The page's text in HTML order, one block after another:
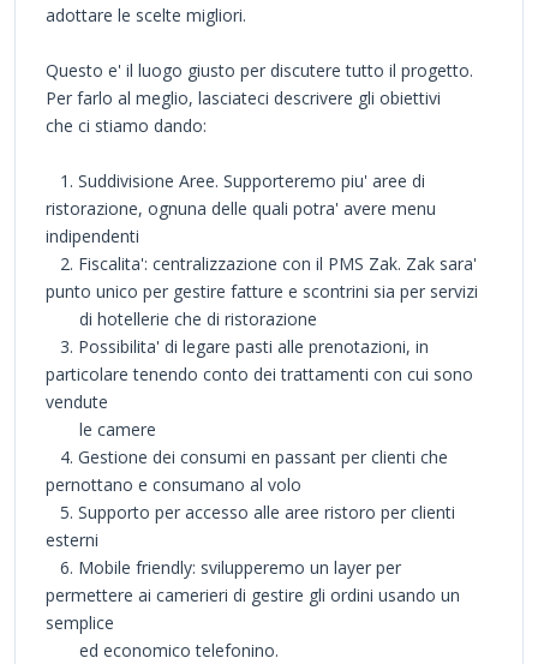
adottare le scelte migliori.
Questo e' il luogo giusto per discutere tutto il progetto.
Per farlo al meglio, lasciateci descrivere gli obiettivi
che ci stiamo dando:
1. Suddivisione Aree. Supporteremo piu' aree di
ristorazione, ognuna delle quali potra' avere menu
indipendenti
2. Fiscalita': centralizzazione con il PMS Zak. Zak sara'
punto unico per gestire fatture e scontrini sia per servizi
di hotellerie che di ristorazione
3. Possibilita' di legare pasti alle prenotazioni, in
particolare tenendo conto dei trattamenti con cui sono
vendute
le camere
4. Gestione dei consumi en passant per clienti che
pernottano e consumano al volo
5. Supporto per accesso alle aree ristoro per clienti
esterni
6. Mobile friendly: svilupperemo un layer per
permettere ai camerieri di gestire gli ordini usando un
semplice
ed economico telefonino.